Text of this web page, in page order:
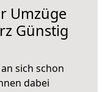
Umzüge
Günstig
sich schon
dabei